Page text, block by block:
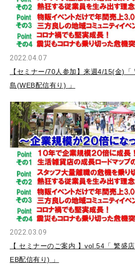
2022.04.07
【セミナー/70人参加】来週4/15(金)
島(WEB配信有り) 」
2022.03.09
【 セミナーのご案内 】vol.54「 繁盛
EB配信有り) 」